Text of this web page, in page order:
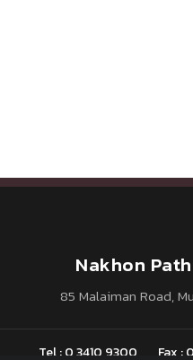
Nakhon
85 Malaiman Road,
Tel : 0 3410 9300 Fax :